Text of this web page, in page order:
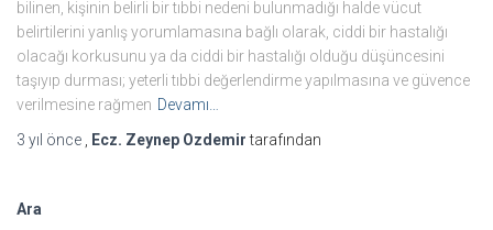
bilinen, kişinin belirli bir tıbbi nedeni bulunmadığı halde vücut
belirtilerini yanlış yorumlamasına bağlı olarak, ciddi bir hastalığı
olacağı korkusunu ya da ciddi bir hastalığı olduğu düşüncesini
taşıyıp durması; yeterli tıbbi değerlendirme yapılmasına ve güvence
verilmesine rağmen Devamı…
3 yıl önce Ecz. Zeynep Ozdemirtarafından
Ara